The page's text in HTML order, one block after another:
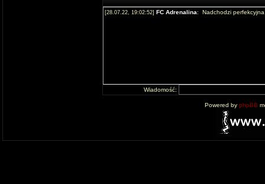
Wiadomość:
Powered by phpBB